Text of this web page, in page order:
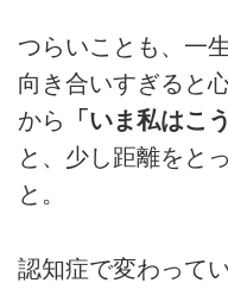
つらいことも、一
向き合いすぎると
から
「いま私はこ
と、少し距離をと
と。
認知症で変わって